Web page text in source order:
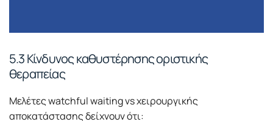
5.3 Κίνδυνος καθυστέρησης οριστικής
θεραπείας
Μελέτες watchful waiting vs χειρουργικής
αποκατάστασης δείχνουν ότι: